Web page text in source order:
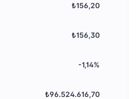
₺156,20
₺156,30
-1,14%
₺96.524.616,70